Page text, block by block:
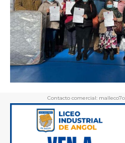
Contacto comercial: